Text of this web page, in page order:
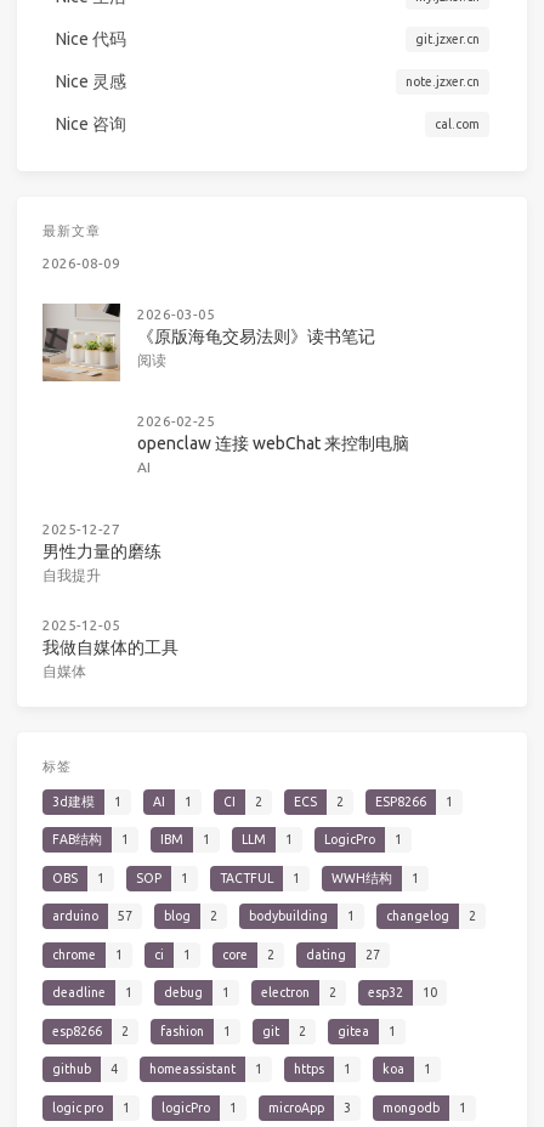
Nice 代码 git.jzxer.cn
Nice 灵感 note.jzxer.cn
Nice 咨询 cal.com
最新文章
2026-08-09
2026-03-05
《原版海龟交易法则》读书笔记
阅读
2026-02-25
openclaw 连接 webChat 来控制电脑
AI
2025-12-27
男性力量的磨练
自我提升
2025-12-05
我做自媒体的工具
自媒体
标签
3d建模 1 AI 1 CI 2 ECS 2 ESP8266 1
FAB结构 1 IBM 1 LLM 1 LogicPro 1
OBS 1 SOP 1 TACTFUL 1 WWH结构 1
arduino 57 blog 2 bodybuilding 1 changelog 2
chrome 1 ci 1 core 2 dating 27
deadline 1 debug 1 electron 2 esp32 10
esp8266 2 fashion 1 git 2 gitea 1
github 4 homeassistant 1 https 1 koa 1
logic pro 1 logicPro 1 microApp 3 mongodb 1